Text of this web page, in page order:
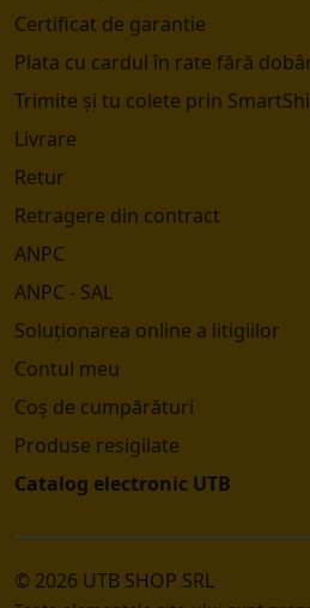
Certificat de garantie
Plata cu cardul în rate fără
Trimite și tu colete prin
Livrare
Retur
Retragere din contract
ANPC
ANPC - SAL
Soluționarea online a litigiilor
Contul meu
Coș de cumpărături
Produse resigilate
Catalog electronic UTB
© 2026 UTB SHOP SRL